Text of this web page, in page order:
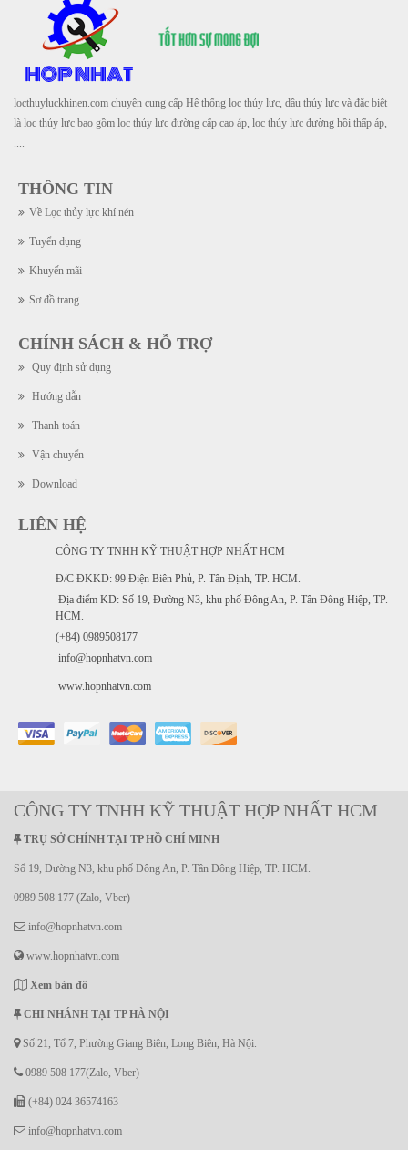
locthuyluckhinen.com chuyên cung cấp Hệ thống lọc thủy lực, dầu thủy lực và đặc biệt
là lọc thủy lực bao gồm lọc thủy lực đường cấp cao áp, lọc thủy lực đường hồi thấp áp,
THÔNG TIN
Về Lọc thủy lực khí nén
Tuyển dụng
Khuyến mãi
Sơ đồ trang
CHÍNH SÁCH & HỖ TRỢ
Quy định sử dụng
Hướng dẫn
Thanh toán
Vận chuyển
Download
LIÊN HỆ
CÔNG TY TNHH KỸ THUẬT HỢP NHẤT HCM
Đ/C ĐKKD: 99 Điện Biên Phủ, P. Tân Định, TP. HCM.
Địa điểm KD: Số 19, Đường N3, khu phố Đông An, P. Tân Đông Hiệp, TP.
HCM.
(+84) 0989508177
info@hopnhatvn.com
www.hopnhatvn.com
CÔNG TY TNHH KỸ THUẬT HỢP NHẤT HCM
TRỤ SỞ CHÍNH TẠI TP HỒ CHÍ MINH
Số 19, Đường N3, khu phố Đông An, P. Tân Đông Hiệp, TP. HCM.
0989 508 177 (Zalo, Vber)
info@hopnhatvn.com
www.hopnhatvn.com
Xem bản đồ
CHI NHÁNH TẠI TP HÀ NỘI
Số 21, Tổ 7, Phường Giang Biên, Long Biên, Hà Nội.
0989 508 177(Zalo, Vber)
(+84) 024 36574163
info@hopnhatvn.com